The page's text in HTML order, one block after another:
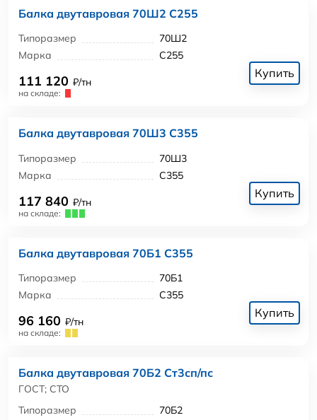
Балка двутавровая 70Ш2 С255
Типоразмер
70Ш2
Марка
С255
111 120 ₽/тн
на складе:
Купить
Балка двутавровая 70Ш3 С355
Типоразмер
70Ш3
Марка
С355
117 840 ₽/тн
на складе:
Купить
Балка двутавровая 70Б1 С355
Типоразмер
70Б1
Марка
С355
96 160 ₽/тн
на складе:
Купить
Балка двутавровая 70Б2 Ст3сп/пс
ГОСТ; СТО
Типоразмер
70Б2